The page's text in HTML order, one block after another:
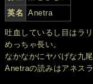
英名 Anetra
吐血しているし目はラ
めっちゃ長い。
なかなかにヤバげな九
Anetraの読みはアネスラ